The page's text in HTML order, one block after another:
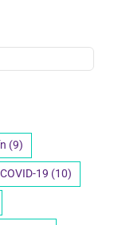
(9)
COVID-19 (10)